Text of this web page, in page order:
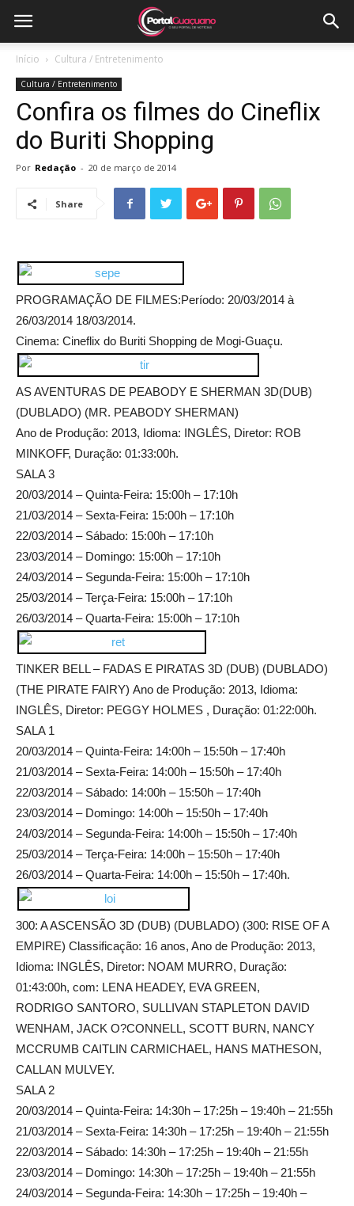
Início Cultura / Entretenimento
Cultura / Entretenimento
Confira os filmes do Cineflix
do Buriti Shopping
Por Redação - 20 de março de 2014
Share
PROGRAMAÇÃO DE FILMES:Período: 20/03/2014 à
26/03/2014 18/03/2014.
Cinema: Cineflix do Buriti Shopping de Mogi-Guaçu.
AS AVENTURAS DE PEABODY E SHERMAN 3D(DUB)
(DUBLADO) (MR. PEABODY SHERMAN)
Ano de Produção: 2013, Idioma: INGLÊS, Diretor: ROB
MINKOFF, Duração: 01:33:00h.
SALA 3
20/03/2014 – Quinta-Feira: 15:00h – 17:10h
21/03/2014 – Sexta-Feira: 15:00h – 17:10h
22/03/2014 – Sábado: 15:00h – 17:10h
23/03/2014 – Domingo: 15:00h – 17:10h
24/03/2014 – Segunda-Feira: 15:00h – 17:10h
25/03/2014 – Terça-Feira: 15:00h – 17:10h
26/03/2014 – Quarta-Feira: 15:00h – 17:10h
TINKER BELL – FADAS E PIRATAS 3D (DUB) (DUBLADO)
(THE PIRATE FAIRY) Ano de Produção: 2013, Idioma:
INGLÊS, Diretor: PEGGY HOLMES , Duração: 01:22:00h.
SALA 1
20/03/2014 – Quinta-Feira: 14:00h – 15:50h – 17:40h
21/03/2014 – Sexta-Feira: 14:00h – 15:50h – 17:40h
22/03/2014 – Sábado: 14:00h – 15:50h – 17:40h
23/03/2014 – Domingo: 14:00h – 15:50h – 17:40h
24/03/2014 – Segunda-Feira: 14:00h – 15:50h – 17:40h
25/03/2014 – Terça-Feira: 14:00h – 15:50h – 17:40h
26/03/2014 – Quarta-Feira: 14:00h – 15:50h – 17:40h.
300: A ASCENSÃO 3D (DUB) (DUBLADO) (300: RISE OF A
EMPIRE) Classificação: 16 anos, Ano de Produção: 2013,
Idioma: INGLÊS, Diretor: NOAM MURRO, Duração:
01:43:00h, com: LENA HEADEY, EVA GREEN,
RODRIGO SANTORO, SULLIVAN STAPLETON DAVID
WENHAM, JACK O?CONNELL, SCOTT BURN, NANCY
MCCRUMB CAITLIN CARMICHAEL, HANS MATHESON,
CALLAN MULVEY.
SALA 2
20/03/2014 – Quinta-Feira: 14:30h – 17:25h – 19:40h – 21:55h
21/03/2014 – Sexta-Feira: 14:30h – 17:25h – 19:40h – 21:55h
22/03/2014 – Sábado: 14:30h – 17:25h – 19:40h – 21:55h
23/03/2014 – Domingo: 14:30h – 17:25h – 19:40h – 21:55h
24/03/2014 – Segunda-Feira: 14:30h – 17:25h – 19:40h –